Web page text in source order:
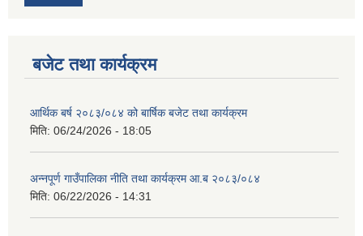
बजेट तथा कार्यक्रम
आर्थिक बर्ष २०८३/०८४ को बार्षिक बजेट तथा कार्यक्रम
मिति: 06/24/2026 - 18:05
अन्नपूर्ण गाउँपालिका नीति तथा कार्यक्रम आ.ब २०८३/०८४
मिति: 06/22/2026 - 14:31